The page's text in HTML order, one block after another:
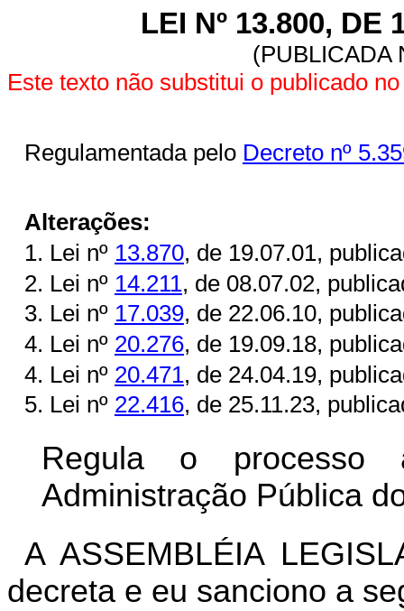
LEI Nº 13.800, DE
(PUBLICADA
Este texto não substitui o publicado
Regulamentada pelo Decreto nº
Alterações:
1. Lei nº 13.870, de 19.07.01,
2. Lei nº 14.211, de 08.07.02,
3. Lei nº 17.039, de 22.06.10,
4. Lei nº 20.276, de 19.09.18,
4. Lei nº 20.471, de 24.04.19,
5. Lei nº 22.416, de 25.11.23,
Regula o processo
Administração Pública
A ASSEMBLÉIA
decreta e eu sanciono a